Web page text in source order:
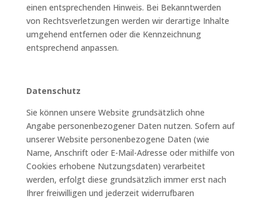
einen entsprechenden Hinweis. Bei Bekanntwerden
von Rechtsverletzungen werden wir derartige Inhalte
umgehend entfernen oder die Kennzeichnung
entsprechend anpassen.
Datenschutz
Sie können unsere Website grundsätzlich ohne
Angabe personenbezogener Daten nutzen. Sofern auf
unserer Website personenbezogene Daten (wie
Name, Anschrift oder E-Mail-Adresse oder mithilfe von
Cookies erhobene Nutzungsdaten) verarbeitet
werden, erfolgt diese grundsätzlich immer erst nach
Ihrer freiwilligen und jederzeit widerrufbaren